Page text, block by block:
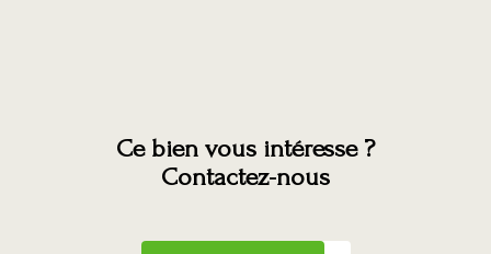
Ce bien vous intéresse ?
Contactez-nous